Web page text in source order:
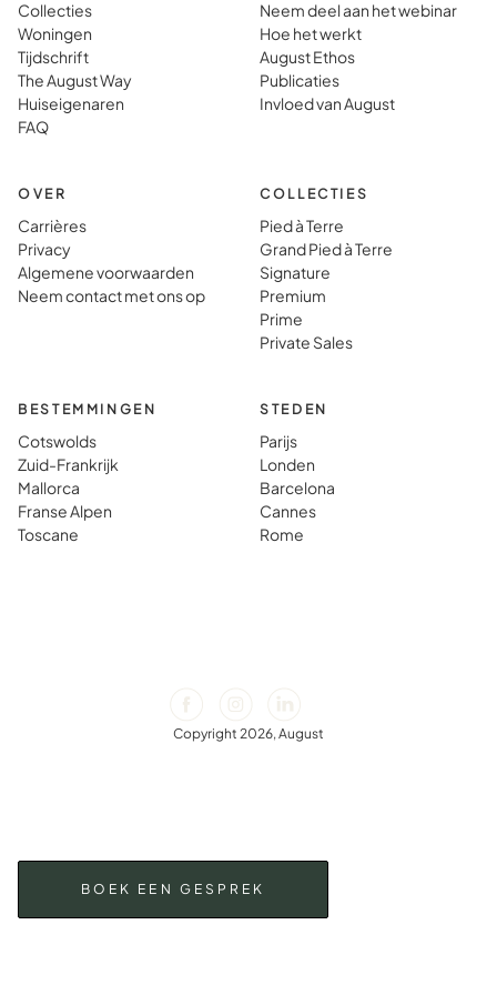
alsof je op de
bestemming
woont dan
dat je er
gewoon heen
perfect
Collecties
Woningen
Tijdschrift
The August Way
Huiseigenaren
FAQ
Neem deel aan het webinar
Hoe het werkt
August Ethos
Publicaties
Invloed van August
OVER
Carrières
Privacy
Algemene voorwaarden
Neem contact met ons op
COLLECTIES
Pied à Terre
Grand Pied à Terre
Signature
Premium
Prime
Private Sales
BESTEMMINGEN
Cotswolds
Zuid-Frankrijk
Mallorca
Franse Alpen
Toscane
STEDEN
Parijs
Londen
Barcelona
Cannes
Rome
Copyright 2026, August
BOEK EEN GESPREK